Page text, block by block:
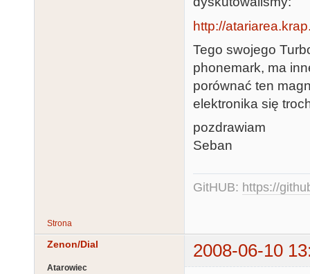
http://
Tego swojego
phonemark, ma
porównać ten
elektronika się
pozdrawiam
Seban
GitHUB: https://
Strona
Zenon/Dial 2008-06-10
Atarowiec